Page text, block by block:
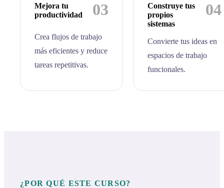
03
Mejora tu
productividad
Crea flujos de trabajo
más eficientes y reduce
tareas repetitivas.
04
Construye tus
propios
sistemas
Convierte tus ideas en
espacios de trabajo
funcionales.
¿POR QUÉ ESTE CURSO?